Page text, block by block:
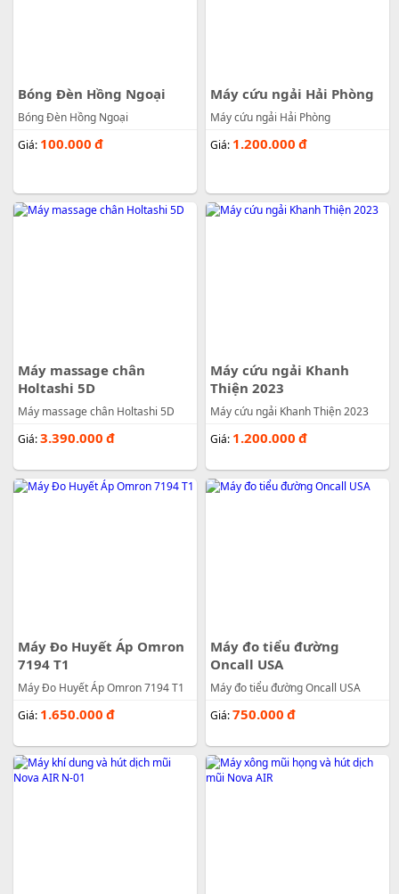
Bóng Đèn Hồng Ngoại
Bóng Đèn Hồng Ngoại
Giá: 100.000 đ
Máy cứu ngải Hải Phòng
Máy cứu ngải Hải Phòng
Giá: 1.200.000 đ
Máy massage chân
Holtashi 5D
Máy massage chân Holtashi 5D
Giá:3.390.000 đ
Máy cứu ngải Khanh
Thiện 2023
Máy cứu ngải Khanh Thiện 2023
Giá: 1.200.000 đ
Máy Đo Huyết Áp Omron
7194 T1
Máy Đo Huyết Áp Omron 7194 T1
Giá: 1.650.000 đ
Máy đo tiểu đường
Oncall USA
Máy đo tiểu đường Oncall USA
Giá:750.000 đ